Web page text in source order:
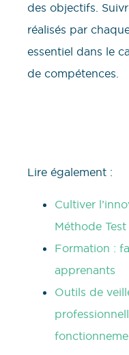
des objectifs.
réalisés par
essentiel dans le
de compétences.
Lire également :
Cultiver
Méthode
Formation :
apprenants
Outils de